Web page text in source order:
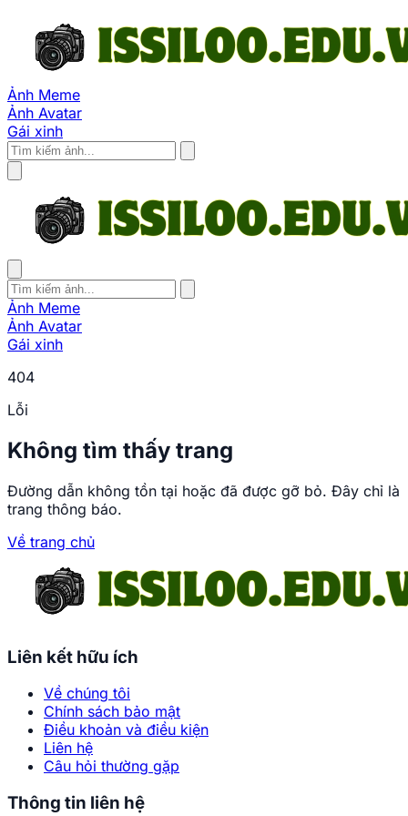
Ảnh Meme
Ảnh Avatar
Gái xinh
Ảnh Meme
Ảnh Avatar
Gái xinh
404
Lỗi
Không tìm thấy trang
Đường dẫn không tồn tại hoặc đã được gỡ bỏ. Đây chỉ là
trang thông báo.
Về trang chủ
Trang chủ
cong bốc lửa đốt cháy
màn hình
Phạm Đức
Liên kết hữu ích
Về chúng tôi
Chính sách bảo mật
Điều khoản và điều kiện
Liên hệ
Câu hỏi thường gặp
Thông tin liên hệ